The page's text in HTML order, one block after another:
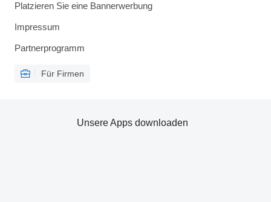
Platzieren Sie eine Bannerwerbung
Impressum
Partnerprogramm
Für Firmen
Unsere Apps downloaden